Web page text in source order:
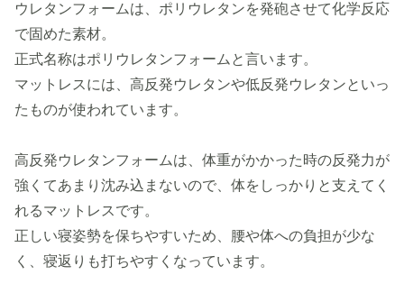
ウレタンフォームは、ポリウレタンを発砲させて化学反応
で固めた素材。
正式名称はポリウレタンフォームと言います。
マットレスには、高反発ウレタンや低反発ウレタンといっ
たものが使われています。
高反発ウレタンフォームは、体重がかかった時の反発力が
強くてあまり沈み込まないので、体をしっかりと支えてく
れるマットレスです。
正しい寝姿勢を保ちやすいため、腰や体への負担が少な
く、寝返りも打ちやすくなっています。